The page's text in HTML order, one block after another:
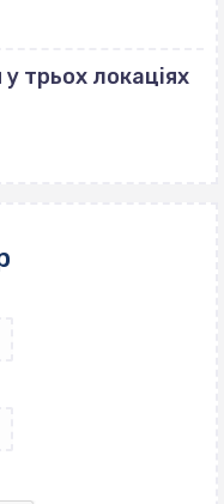
трьох локаціях